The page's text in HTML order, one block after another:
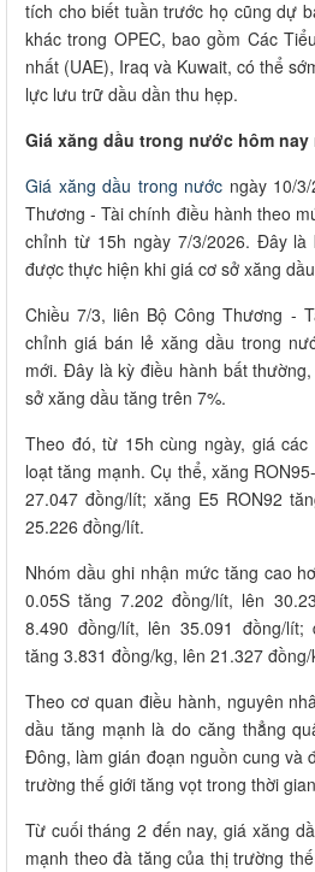
tích cho biết tuần trước họ cũng dự
khác trong OPEC, bao gồm Các
nhất (UAE), Iraq và Kuwait, có thể
lực lưu trữ dầu dần thu hẹp.
Giá xăng dầu trong nước hôm nay
Giá xăng dầu trong nước ngày 10/
Thương - Tài chính điều hành theo
chỉnh từ 15h ngày 7/3/2026. Đây là
được thực hiện khi giá cơ sở xăng
Chiều 7/3, liên Bộ Công Thương -
chỉnh giá bán lẻ xăng dầu trong
mới. Đây là kỳ điều hành bất
sở xăng dầu tăng trên 7%.
Theo đó, từ 15h cùng ngày, giá
loạt tăng mạnh. Cụ thể, xăng
27.047 đồng/lít; xăng E5 RON92
25.226 đồng/lít.
Nhóm dầu ghi nhận mức tăng cao
0.05S tăng 7.202 đồng/lít, lên
8.490 đồng/lít, lên 35.091 đồng/lít;
tăng 3.831 đồng/kg, lên 21.327 đồng/
Theo cơ quan điều hành, nguyên
dầu tăng mạnh là do căng thẳng
Đông, làm gián đoạn nguồn cung và
trường thế giới tăng vọt trong thời
Từ cuối tháng 2 đến nay, giá xăng
mạnh theo đà tăng của thị trường